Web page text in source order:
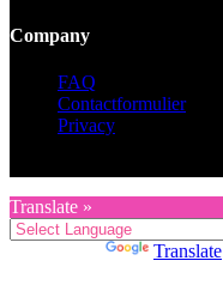
Company
FAQ
Contactformulier
Privacy
Translate »
Translate